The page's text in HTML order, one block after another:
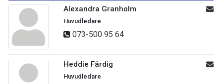
Alexandra Granholm
Huvudledare
073-500 95 64
Heddie Färdig
Huvudledare